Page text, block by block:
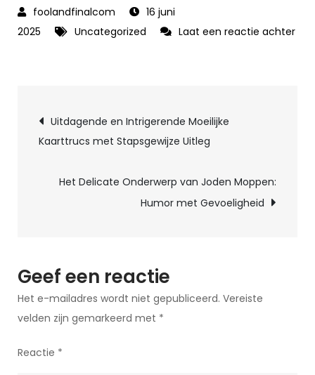
16 juni
2025
Uncategorized
Laat een reactie achter
Goochelwinkel
Brugge:
Berichtnavigatie
Uitdagende en Intrigerende Moeilijke
Kaarttrucs met Stapsgewijze Uitleg
Het Delicate Onderwerp van Joden Moppen:
Humor met Gevoeligheid
Geef een reactie
Het e-mailadres wordt niet gepubliceerd. Vereiste
velden zijn gemarkeerd met *
Reactie *